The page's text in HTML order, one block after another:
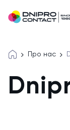
Про нас